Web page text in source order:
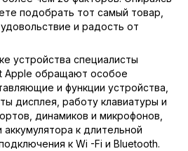
подобрать тот самый товар,
и радость от
устройства специалисты
Apple обращают особое
и функции устройства,
дисплея, работу клавиатуры и
динамиков и микрофонов,
к длительной
к Wi -Fi и Bluetooth.